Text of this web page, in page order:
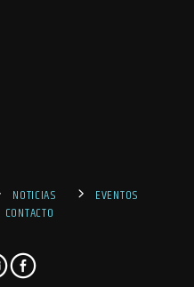
NOTICIAS
EVENTOS
CONTACTO